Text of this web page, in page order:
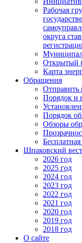
Рабочая
округа
Открытый
Карта
Обращения
Отправить
Порядок и
Порядок
Обзоры
Шпаковский
2026 год
2025 год
2024 год
2023 год
2022 год
2021 год
2020 год
2019 год
2018 год
О сайте